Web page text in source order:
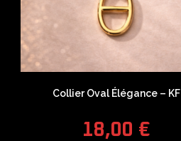
Collier Oval Élégance – KF
18,00 €